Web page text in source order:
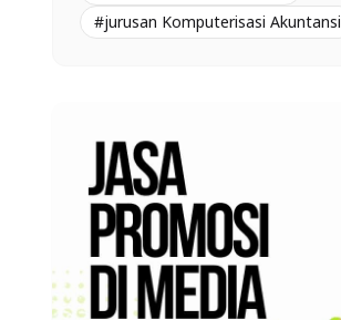
#jurusan Komputerisasi Akuntansi